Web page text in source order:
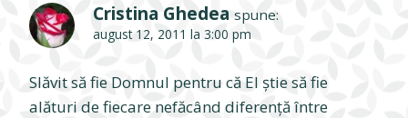
Cristina Ghedea spune:
august 12, 2011 la 3:00 pm
Slăvit să fie Domnul pentru că El ştie să fie
alături de fiecare nefăcând diferenţă între